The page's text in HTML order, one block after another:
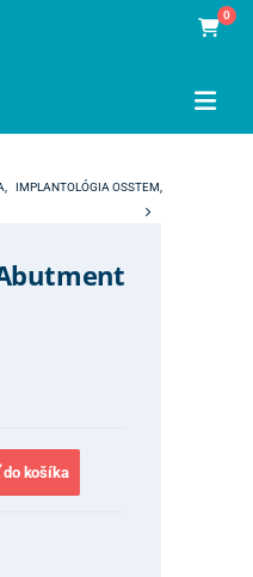
0
IMPLANTOLÓGIA OSSTEM
do košíka